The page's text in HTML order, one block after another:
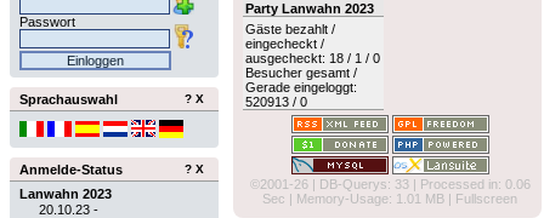
Party Lanwahn 2023
Gäste bezahlt /
eingecheckt /
ausgecheckt: 18 / 1 / 0
Besucher gesamt /
Gerade eingeloggt:
520913 / 0
©2001-26| DB-Querys: 33 | Processed in: 0.06
Sec | Memory-Usage: 1.01 MB | Fullscreen
Passwort
Sprachauswahl ? X
Anmelde-Status ? X
Lanwahn 2023
20.10.23 -